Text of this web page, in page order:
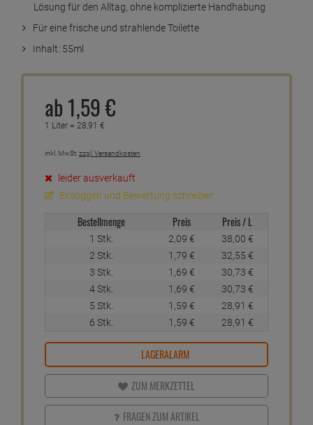
Lösung für den Alltag, ohne komplizierte Handhabung
Für eine frische und strahlende Toilette
Inhalt: 55ml
ab 1,59€
1 Liter = 28,91 €
inkl. MwSt.zzgl. Versandkosten
leider ausverkauft
Einloggen und Bewertung schreiben
Bestellmenge Preis Preis / L
1 Stk. 2, 09 € 38, 00 €
2 Stk.
1, 79 € 32, 55 €
3 Stk.
1, 69 € 30, 73 €
4 Stk.
1, 69 € 30, 73 €
5 Stk.
1, 59 € 28, 91 €
6 Stk.
1, 59 € 28, 91 €
LAGERALARM
ZUM MERKZETTEL
FRAGEN ZUM ARTIKEL